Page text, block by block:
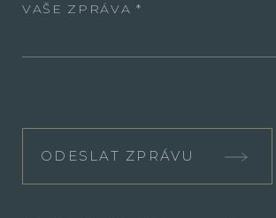
VAŠE ZPRÁVA
ODESLAT ZPRÁVU